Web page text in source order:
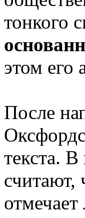
тонкого
этом его
После
текста.
считают,